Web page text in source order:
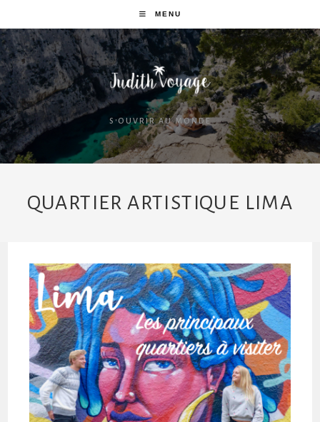
MENU
S'OUVRIR AU MONDE
QUARTIER ARTISTIQUE LIMA